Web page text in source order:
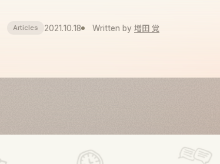
Articles 2021.10.18 Written by増田 覚